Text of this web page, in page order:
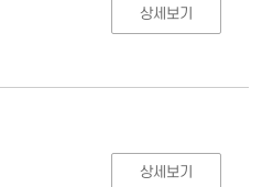
상세보기
상세보기